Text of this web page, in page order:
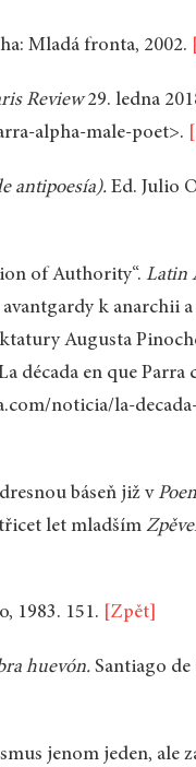
Mladá fronta, 2002.
Review29. ledna
alpha-male-poet>.
antipoesía). Ed. Julio
of Authority“.Latin
k anarchii a
Augusta
década en que Parra
noticia/la-
báseň již v
let mladším
1983. 151. [Zpět]
huevón. Santiago
jenom jeden, ale